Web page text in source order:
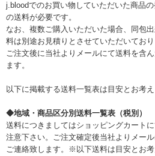
j.bloodでのお買い物していただいた商品
の送料が必要です。
なお、複数ご購入いただいた場合、同包
料は別途お見積りとさせていただいており
ご注文後に当社よりメールにて送料を含
ます。
以下に掲載する送料一覧表は目安とお考え
◆地域・商品区分別送料一覧表（税別）
送料につきましてはショッピングカート
注意下さい。ご注文確定後当社よりメー
ご連絡致します。※以下送料は目安とお考